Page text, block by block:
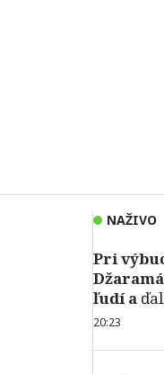
NAŽIVO
Pri
ľudí a
20:23